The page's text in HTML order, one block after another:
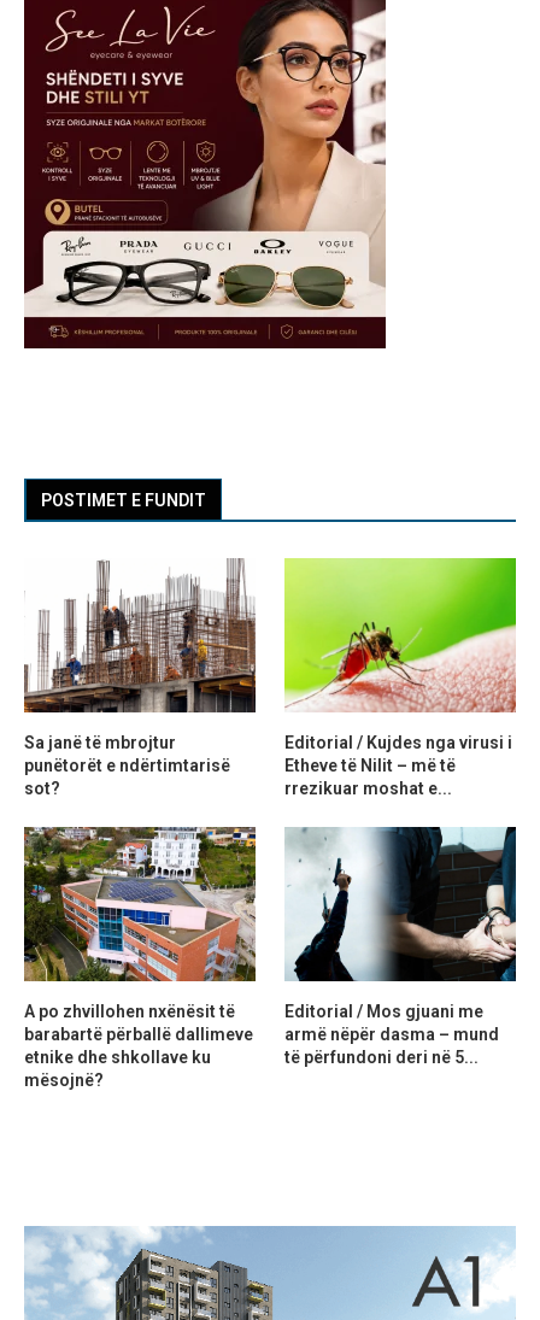
POSTIMET E FUNDIT
Sa janë të mbrojtur
punëtorët e ndërtimtarisë
sot?
Editorial / Kujdes nga virusi i
Etheve të Nilit – më të
rrezikuar moshat e...
A po zhvillohen nxënësit të
barabartë përballë dallimeve
etnike dhe shkollave ku
mësojnë?
Editorial / Mos gjuani me
armë nëpër dasma – mund
të përfundoni deri në 5...